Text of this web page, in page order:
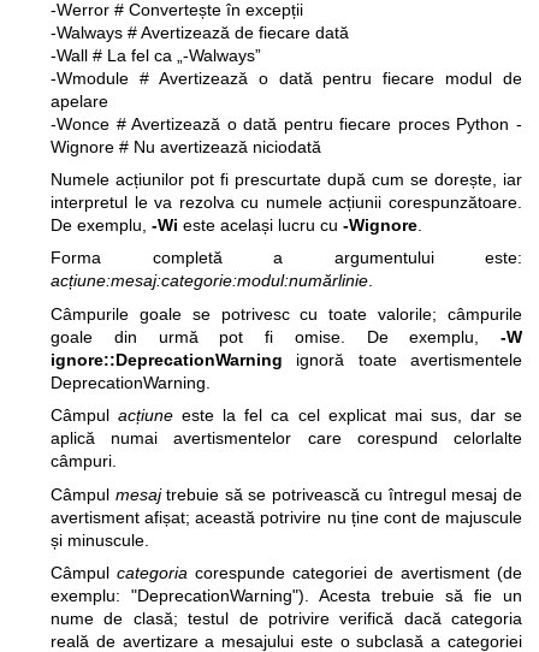
-Werror # Convertește în excepții
-Walways # Avertizează de fiecare dată
-Wall # La fel ca „-Walways”
-Wmodule # Avertizează o dată pentru fiecare modul de
apelare
-Wonce # Avertizează o dată pentru fiecare proces Python -
Wignore # Nu avertizează niciodată
Numele acțiunilor pot fi prescurtate după cum se dorește, iar
interpretul le va rezolva cu numele acțiunii corespunzătoare.
De exemplu, -Wi este același lucru cu -Wignore
Forma completă a argumentului este:
acțiune:mesaj:categorie:modul:numărlinie.
Câmpurile goale se potrivesc cu toate valorile; câmpurile
goale din urmă pot fi omise. De exemplu, -W
ignore::DeprecationWarning ignoră toate avertismentele
DeprecationWarning.
Câmpulacțiune este la fel ca cel explicat mai sus, dar se
aplică numai avertismentelor care corespund celorlalte
câmpuri.
Câmpul mesajtrebuie să se potrivească cu întregul mesaj de
avertisment afișat; această potrivire nu ține cont de majuscule
și minuscule.
Câmpul categoria corespunde categoriei de avertisment (de
exemplu: "DeprecationWarning"). Acesta trebuie să fie un
nume de clasă; testul de potrivire verifică dacă categoria
reală de avertizare a mesajului este o subclasă a categoriei